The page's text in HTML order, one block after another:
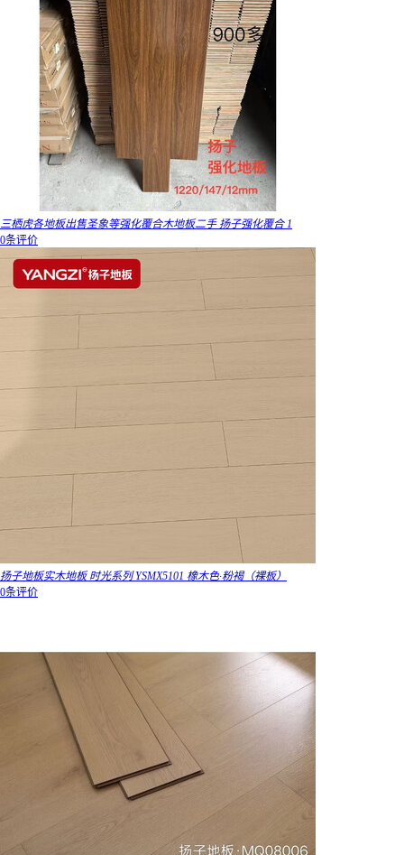
三栖虎各地板出售圣象等强化覆合木地板二手 扬子强化覆合 1
0条评价
扬子地板实木地板 时光系列 YSMX5101 橡木色·粉褐（裸板）
0条评价